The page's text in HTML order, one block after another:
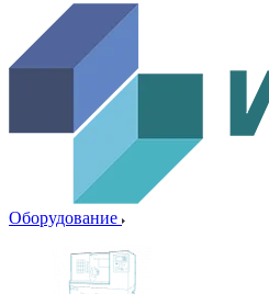
Оборудование